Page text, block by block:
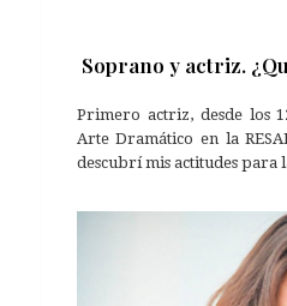
Soprano y actriz.
Primero actriz, desde los
Arte Dramático en la
descubrí mis actitudes para